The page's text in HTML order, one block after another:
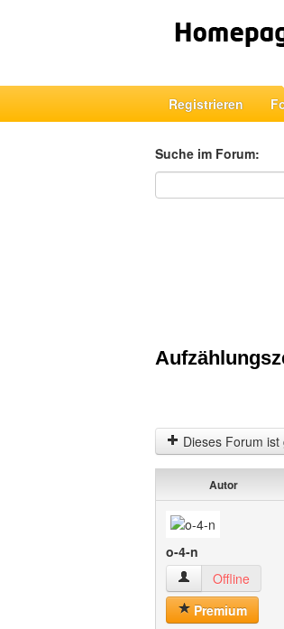
Registrieren
Suche im Forum:
Suche im Forum
Dieses Forum ist
Autor
o-4-n
o-4-n Benutzer-
Offline
Premium